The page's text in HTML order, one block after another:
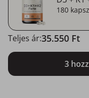
180
3
Teljes ár:35.550 Ft